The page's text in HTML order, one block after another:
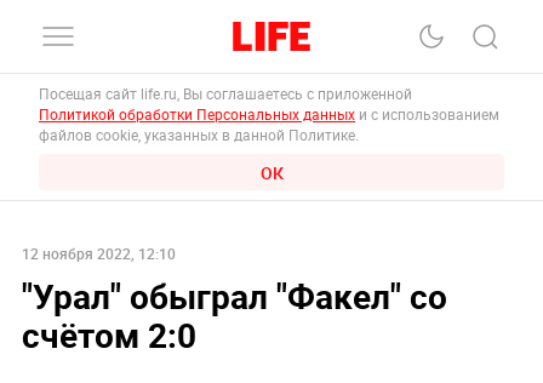
Посещая сайт life.ru, Вы соглашаетесь с приложенной
Политикой обработки Персональных данных и с использованием
файлов cookie, указанных в данной Политике.
ОК
12 ноября 2022, 12:10
"Урал" обыграл "Факел" со
счётом 2:0